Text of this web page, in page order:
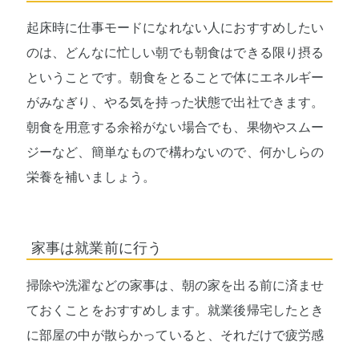
起床時に仕事モードになれない人におすすめしたい
のは、どんなに忙しい朝でも朝食はできる限り摂る
ということです。朝食をとることで体にエネルギー
がみなぎり、やる気を持った状態で出社できます。
朝食を用意する余裕がない場合でも、果物やスムー
ジーなど、簡単なもので構わないので、何かしらの
栄養を補いましょう。
家事は就業前に行う
掃除や洗濯などの家事は、朝の家を出る前に済ませ
ておくことをおすすめします。就業後帰宅したとき
に部屋の中が散らかっていると、それだけで疲労感